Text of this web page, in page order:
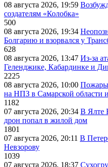
08 августа 2026, 19:59
создателям «Колобка»
500
08 августа 2026, 19:34
Болгарию и взорвался у
628
08 августа 2026, 13:47 Из-за
Геленджике, Кабардинке и
2225
08 августа 2026, 10:00 Пожары
на НПЗ в Самарской области
1182
07 августа 2026, 20:34 В Ялте
дрон попал в жилой дом
1801
07 августа 2026, 20:11 В
Невзорову
1039
07 августа 2026, 18:37